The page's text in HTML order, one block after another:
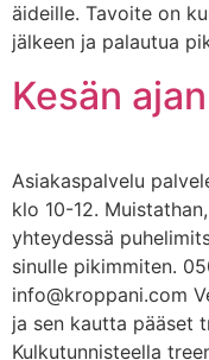
äideille. Tavoite on
jälkeen ja palautua
Kesän
Asiakaspalvelu
klo 10-12.
yhteydessä
sinulle pikimmiten.
info@kroppani.com
ja sen kautta pääset
Kulkutunnisteella